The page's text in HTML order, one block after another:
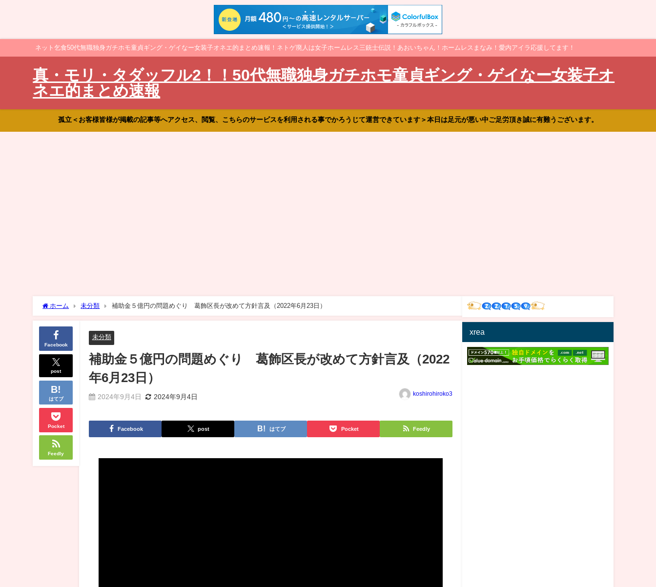
ネット乞食50代無職独身ガチホモ童貞ギング・ゲイなー女装子オネエ的まとめ速報！ネトゲ廃人は女子ホームレス三銃士伝説！あおいちゃん！ホームレスまなみ！愛内アイラ応援してます！
真・モリ・タダッフル2！！50代無職独身ガチホモ童貞ギング・ゲイなー女装子オ
ネエ的まとめ速報
孤立＜お客様皆様が掲載の記事等へアクセス、閲覧、こちらのサービスを利用される事でかろうじて運営できています＞本日は足元が悪い中ご足労頂き誠に有難うございます。
ホーム 未分類 補助金５億円の問題めぐり 葛飾区長が改めて方針言及（2022年6月23日）
Facebook
post
はてブ
Pocket
Feedly
未分類
補助金５億円の問題めぐり 葛飾区長が改めて方針言及（2022
年6月23日）
2024年9月4日 2024年9月4日 koshirohiroko3
Facebook post はてブ Pocket Feedly
xrea